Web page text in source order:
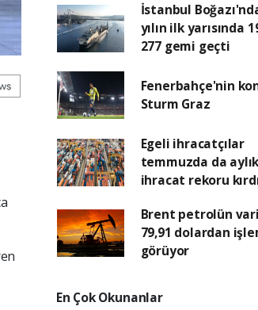
İstanbul
yılın ilk yarısında
277 gemi geçti
Fenerbahçe'nin
Sturm Graz
Egeli ihracatçılar
temmuzda da
ihracat rekoru
Brent petrolün
79,91 dolardan
görüyor
En Çok Okunanlar